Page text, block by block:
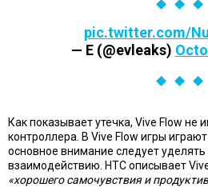
pic.twitter.com/
— E (@evleaks)
Как показывает утечка, Vive Flow не
контроллера. В Vive Flow игры
основное внимание следует
взаимодействию. HTC описывает
«хорошего самочувствия и